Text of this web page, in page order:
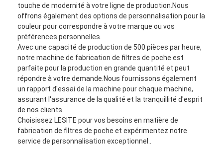
touche de modernité à votre ligne de production.Nous
offrons également des options de personnalisation pour la
couleur pour correspondre à votre marque ou vos
préférences personnelles.
Avec une capacité de production de 500 pièces par heure,
notre machine de fabrication de filtres de poche est
parfaite pour la production en grande quantité et peut
répondre à votre demande.Nous fournissons également
un rapport d'essai de la machine pour chaque machine,
assurant l'assurance de la qualité et la tranquillité d'esprit
de nos clients.
Choisissez LESITE pour vos besoins en matière de
fabrication de filtres de poche et expérimentez notre
service de personnalisation exceptionnel..